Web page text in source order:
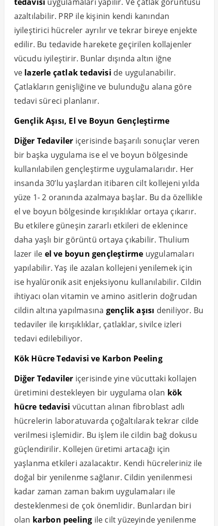
tedavisi uygulamaları yapılır. Ve çatlak görüntüsü
azaltılabilir. PRP ile kişinin kendi kanından
iyileştirici hücreler ayrılır ve tekrar bireye enjekte
edilir. Bu tedavide harekete geçirilen kollajenler
vücudu iyileştirir. Bunlar dışında altın iğne
ve lazerle çatlak tedavisi de uygulanabilir.
Çatlakların genişliğine ve bulunduğu alana göre
tedavi süreci planlanır.
Gençlik Aşısı, El ve Boyun Gençleştirme
Diğer Tedaviler içerisinde başarılı sonuçlar veren
bir başka uygulama ise el ve boyun bölgesinde
kullanılabilen gençleştirme uygulamalarıdır. Her
insanda 30’lu yaşlardan itibaren cilt kollejeni yılda
yüze 1- 2 oranında azalmaya başlar. Bu da özellikle
el ve boyun bölgesinde kırışıklıklar ortaya çıkarır.
Bu etkilere güneşin zararlı etkileri de eklenince
daha yaşlı bir görüntü ortaya çıkabilir. Thulium
lazer ile el ve boyun gençleştirme uygulamaları
yapılabilir. Yaş ile azalan kollejeni yenilemek için
ise hyalüronik asit enjeksiyonu kullanılabilir. Cildin
ihtiyacı olan vitamin ve amino asitlerin doğrudan
cildin altına yapılmasına gençlik aşısı deniliyor. Bu
tedaviler ile kırışıklıklar, çatlaklar, sivilce izleri
tedavi edilebiliyor.
Kök Hücre Tedavisi ve Karbon Peeling
Diğer Tedaviler içerisinde yine vücuttaki kollajen
üretimini destekleyen bir uygulama olan kök
hücre tedavisi vücuttan alınan fibroblast adlı
hücrelerin laboratuvarda çoğaltılarak tekrar cilde
verilmesi işlemidir. Bu işlem ile cildin bağ dokusu
güçlendirilir. Kollejen üretimi artacağı için
yaşlanma etkileri azalacaktır. Kendi hücreleriniz ile
doğal bir yenilenme sağlanır. Cildin yenilenmesi
kadar zaman zaman bakım uygulamaları ile
desteklenmesi de çok önemlidir. Bunlardan biri
olan karbon peeling ile cilt yüzeyinde yenilenme